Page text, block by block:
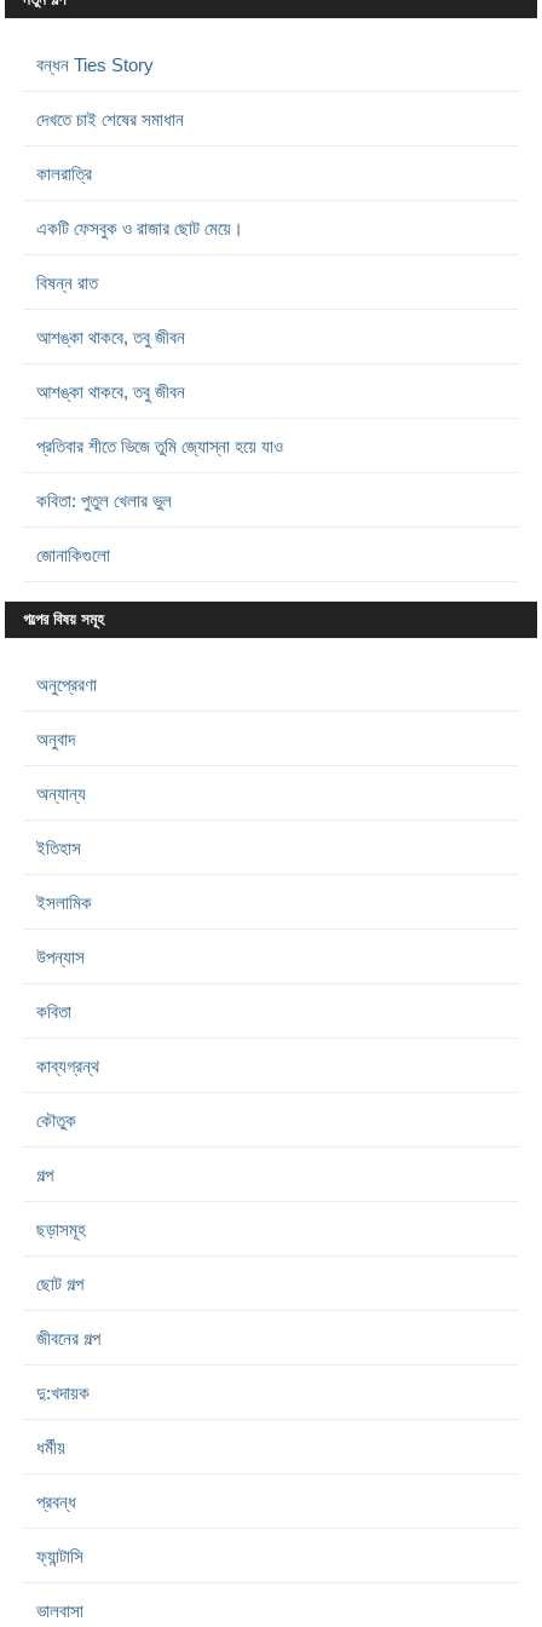
বন্ধন Ties Story
দেখতে চাই শেষের সমাধান
কালরাত্রি
একটি ফেসবুক ও রাজার ছোট মেয়ে।
বিষন্ন রাত
আশঙ্কা থাকবে, তবু জীবন
আশঙ্কা থাকবে, তবু জীবন
প্রতিবার শীতে ভিজে তুমি জ্যোস্না হয়ে যাও
কবিতা: পুতুল খেলার ভুল
জোনাকিগুলো
গল্পের বিষয় সমূহ
অনুপ্রেরণা
অনুবাদ
অন্যান্য
ইতিহাস
ইসলামিক
উপন্যাস
কবিতা
কাব্যগ্রন্থ
কৌতুক
গল্প
ছড়াসমূহ
ছোট গল্প
জীবনের গল্প
দু:খদায়ক
ধর্মীয়
প্রবন্ধ
ফ্যান্টাসি
ভালবাসা